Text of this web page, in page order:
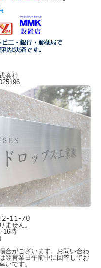
会社
ません。
16時
合がございます。 お問い合わ
翌営業日午前中に回答してお
いです。